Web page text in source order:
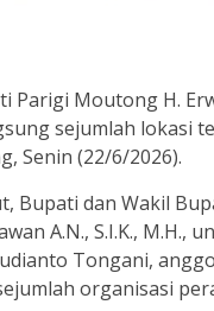
Parigi Moutong H.
sejumlah lokasi
Senin (22/6/2026).
Bupati dan Wakil
A.N., S.I.K., M.H.,
Tongani,
organisasi